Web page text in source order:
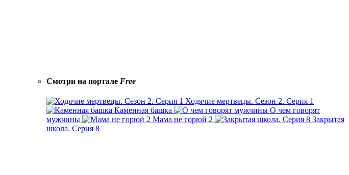
Смотри на портале Free
Ходячие мертвецы. Сезон 2. Серия 1
Каменная башка
О чем говорят
мужчины
Мама не горюй 2
Закрытая
школа. Серия 8